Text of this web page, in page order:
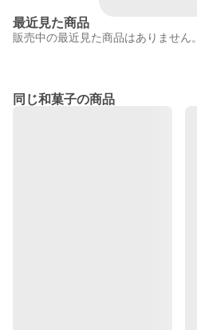
最近見た商品
販売中の最近見た商品はありません。
同じ和菓子の商品